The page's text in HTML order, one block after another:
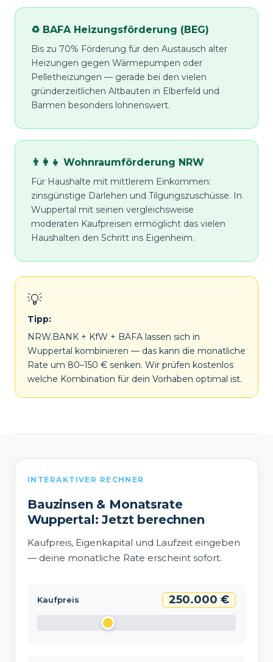
♻️ BAFA Heizungsförderung (BEG)
Bis zu 70% Förderung für den Austausch alter
Heizungen gegen Wärmepumpen oder
Pelletheizungen — gerade bei den vielen
gründerzeitlichen Altbauten in Elberfeld und
Barmen besonders lohnenswert.
👨‍👩‍👧 Wohnraumförderung NRW
Für Haushalte mit mittlerem Einkommen:
zinsgünstige Darlehen und Tilgungszuschüsse. In
Wuppertal mit seinen vergleichsweise
moderaten Kaufpreisen ermöglicht das vielen
Haushalten den Schritt ins Eigenheim.
💡
Tipp:
NRW.BANK + KfW + BAFA lassen sich in
Wuppertal kombinieren — das kann die monatliche
Rate um 80–150 € senken. Wir prüfen kostenlos
welche Kombination für dein Vorhaben optimal ist.
INTERAKTIVER RECHNER
Bauzinsen & Monatsrate
Wuppertal: Jetzt berechnen
Kaufpreis, Eigenkapital und Laufzeit eingeben
— deine monatliche Rate erscheint sofort.
Kaufpreis 250.000 €